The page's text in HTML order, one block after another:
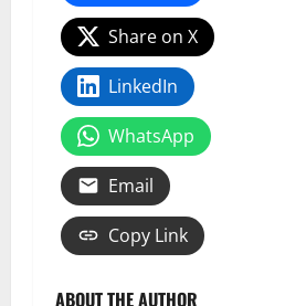
Share on X
LinkedIn
WhatsApp
Email
Copy Link
ABOUT THE AUTHOR